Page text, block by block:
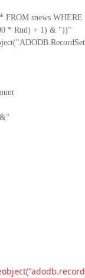
snews WHERE
* Rnd) + 1) & "))"